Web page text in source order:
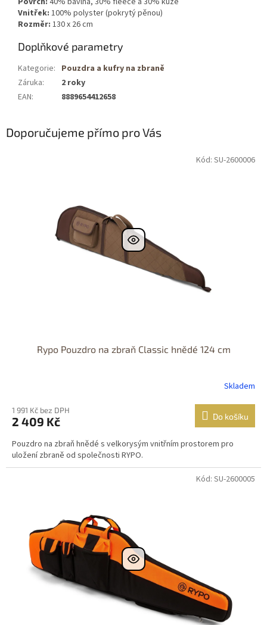
Vnitřek: 100% polyster (pokrytý pěnou)
Rozměr: 130 x 26 cm
Doplňkové parametry
Kategorie: Pouzdra a kufry na zbraně
Záruka:
2 roky
EAN: 8889654412658
Doporučujeme přímo pro Vás
Rypo Pouzdro na zbraň Classic hnědé 124 cm
Skladem
1 991 Kč bez DPH
2 409 Kč Do košíku
Pouzdro na zbraň hnědé s velkorysým vnitřním prostorem pro
uložení zbraně od společnosti RYPO.
Kód: SU-2600006
Kód: SU-2600005